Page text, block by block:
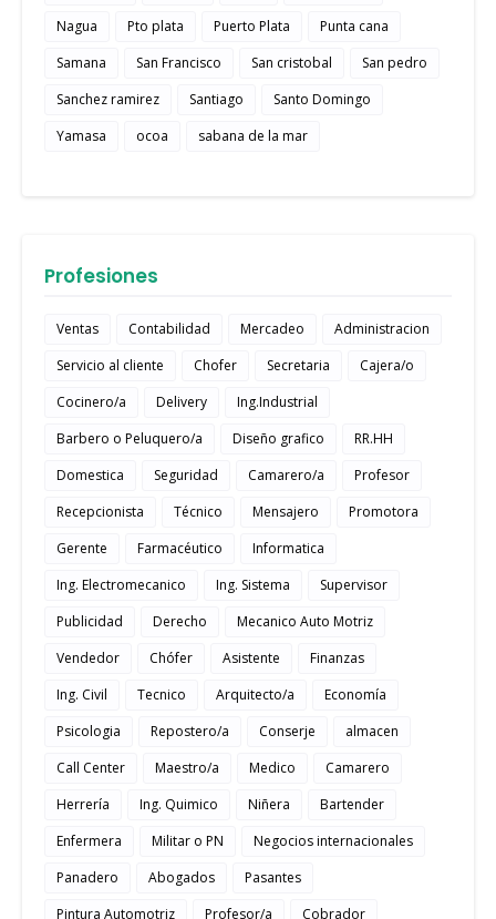
Nagua
Pto plata Puerto Plata
Punta cana
Samana
San Francisco San cristobal
San pedro
Sanchez ramirez
Santiago
Santo Domingo
Yamasa
ocoa sabana de la mar
Profesiones
Ventas Contabilidad Mercadeo
Administracion
Servicio al cliente
Chofer Secretaria
Cajera/o
Cocinero/a
Delivery
Ing.Industrial
Barbero o Peluquero/a
Diseño grafico
RR.HH
Domestica
Seguridad Camarero/a
Profesor
Recepcionista
Técnico Mensajero
Promotora
Gerente
Farmacéutico
Informatica
Ing. Electromecanico
Ing. Sistema
Supervisor
Publicidad
Derecho
Mecanico Auto Motriz
Vendedor
Chófer Asistente
Finanzas
Ing. Civil
Tecnico Arquitecto/a
Economía
Psicologia
Repostero/a Conserje
almacen
Call Center
Maestro/a Medico
Camarero
Herrería
Ing. Quimico Niñera
Bartender
Enfermera
Militar o PN
Negocios internacionales
Panadero
Abogados
Pasantes
Pintura Automotriz
Profesor/a Cobrador